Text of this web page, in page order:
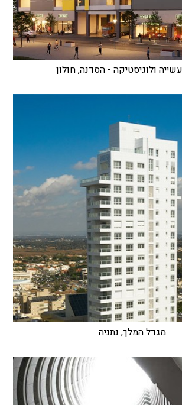
ולוגיסטיקה - הסדנה, חולון
מגדל המלך, נתניה